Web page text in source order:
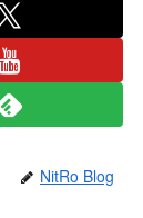
NitRo Blog